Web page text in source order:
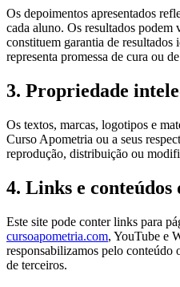
Os depoimentos apresentados
cada aluno. Os resultados podem
constituem garantia de resultados
representa promessa de cura ou
3. Propriedade
Os textos, marcas, logotipos e
Curso Apometria ou a seus
reprodução, distribuição ou
4. Links e conteúdos
Este site pode conter links para
cursoapometria.com, YouTube e
responsabilizamos pelo conteúdo
de terceiros.